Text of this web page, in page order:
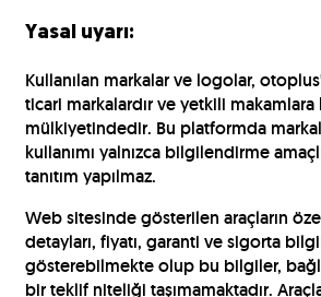
Yasal uyarı:
Kullanılan markalar ve logolar,
ticari markalardır ve yetkili makamlara
mülkiyetindedir. Bu platformda
kullanımı yalnızca bilgilendirme
tanıtım yapılmaz.
Web sitesinde gösterilen araçların
detayları, fiyatı, garanti ve sigorta
gösterebilmekte olup bu bilgiler,
bir teklif niteliği taşımamaktadır.